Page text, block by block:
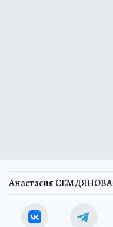
Анастасия СЕМДЯНОВА